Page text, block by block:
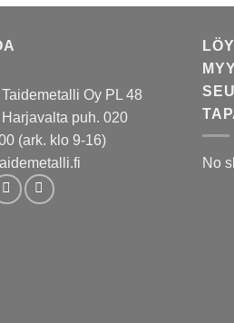
Oy PL 48
puh. 020
(ark. klo 9-16)
No